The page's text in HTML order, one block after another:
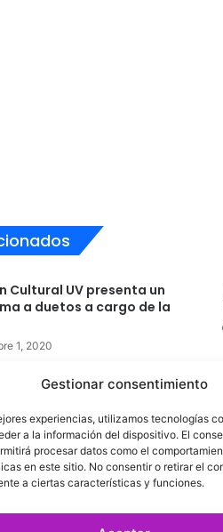
Gestionar consentimiento
experiencias, utilizamos tecnologías
a la información del dispositivo. El
procesar datos como el
en este sitio. No consentir o retirar el
a ciertas características y funciones.
Cultural UV presenta un
a duetos a cargo de la
1, 2020
de danzones con la OUMP y
2019